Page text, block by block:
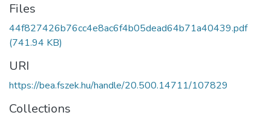
Files
44f827426b76cc4e8ac6f4b05dead64b71a40439.pdf
(741.94 KB)
URI
https://bea.fszek.hu/handle/20.500.14711/107829
Collections